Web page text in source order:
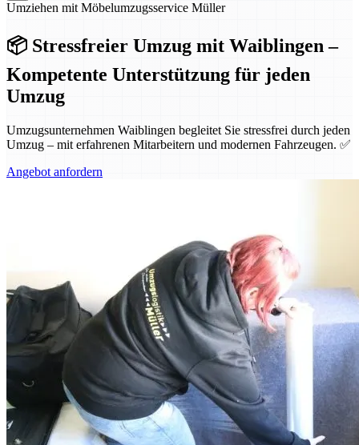
Umziehen mit Möbelumzugsservice Müller
📦 Stressfreier Umzug mit Waiblingen –
Kompetente Unterstützung für jeden
Umzug
Umzugsunternehmen Waiblingen begleitet Sie stressfrei durch jeden
Umzug – mit erfahrenen Mitarbeitern und modernen Fahrzeugen. ✅
Angebot anfordern